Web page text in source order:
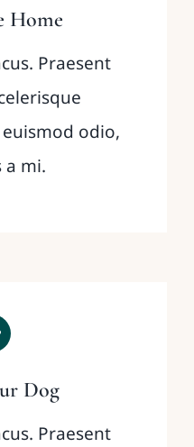
Home
Praesent
odio,
a mi.
Dog
Praesent